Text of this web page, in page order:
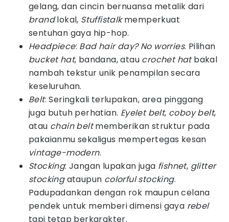
gelang, dan cincin bernuansa metalik dari
brandlokal, Stuffistalkmemperkuat
sentuhan gaya hip-hop.
Headpiece: Bad hair day? No worries. Pilihan
bucket hat, bandana, atau crochet hatbakal
nambah tekstur unik penampilan secara
keseluruhan.
Belt: Seringkali terlupakan, area pinggang
juga butuh perhatian. Eyelet belt, coboy belt,
atau chain beltmemberikan struktur pada
pakaianmu sekaligus mempertegas kesan
vintage-modern.
Stocking: Jangan lupakan juga fishnet, glitter
stockingataupun colorful stocking.
Padupadankan dengan rok maupun celana
pendek untuk memberi dimensi gaya rebel
tapi tetap berkarakter.